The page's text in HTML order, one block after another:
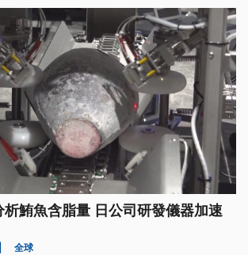
鮪魚含脂量 日公司研發儀器加速
全球